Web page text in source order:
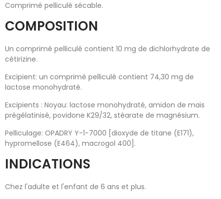
Comprimé pelliculé sécable.
COMPOSITION
Un comprimé pelliculé contient 10 mg de dichlorhydrate de
cétirizine.
Excipient: un comprimé pelliculé contient 74,30 mg de
lactose monohydraté.
Excipients : Noyau: lactose monohydraté, amidon de maïs
prégélatinisé, povidone K29/32, stéarate de magnésium.
Pelliculage: OPADRY Y-1-7000 [dioxyde de titane (E171),
hypromellose (E464), macrogol 400].
INDICATIONS
Chez l'adulte et l'enfant de 6 ans et plus.